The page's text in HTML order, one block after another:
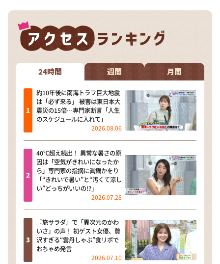
24時間 週間 月間
約10年後に南海トラフ巨大地震
は「必ず来る」 被害は東日本大
震災の15倍…専門家断言「人生
のスケジュールに入れて」
2026.08.06
40℃超え続出！ 異常な暑さの原
因は「空気がきれいになったか
ら」専門家の指摘に眞鍋かをり
「“きれいで暑い”と“汚くて涼し
い”どっちがいいの!?」
2026.07.28
『旅サラダ』で「異次元のかわ
いさ」の声！ 初ゲスト女優、贅
沢すぎる“雲丹しゃぶ”食リポで
おちゃめ発言
2026.07.10